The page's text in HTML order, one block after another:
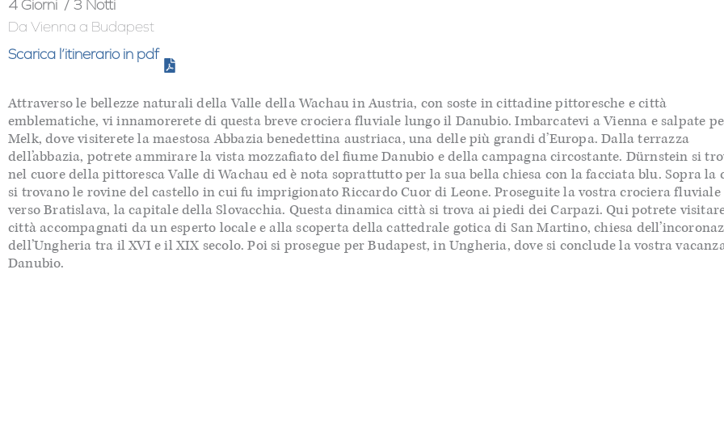
4 Giorni / 3 Notti
Da Vienna a Budapest
Scarica l’itinerario in pdf
Attraverso le bellezze naturali della Valle dellaWachauin Austria, con soste in cittadine pittoresche e città
emblematiche, vi innamorerete di questabrevecrociera fluviale lungo il Danubio. Imbarcatevi a Vienna e salpate
Melk, dove visiterete la maestosa Abbazia benedettina austriaca, una delle più grandi d’Europa. Dalla terrazza
dell’abbazia, potrete ammirare la vista mozzafiato del fiume Danubio e della campagna circostante. Dürnstein si
nel cuore della pittoresca Valle diWachau ed è nota soprattutto per la sua bellachiesa con la facciata blu. Sopra la
si trovano le rovine del castello in cui fu imprigionato Riccardo Cuor di Leone. Proseguite la vostra crociera fluviale
verso Bratislava, la capitale della Slovacchia. Questa dinamica città si trova ai piedi dei Carpazi. Qui potrete
città accompagnati daun esperto locale e alla scoperta dellacattedrale gotica di San Martino, chiesa
dell’Ungheria tra il XVI e il XIX secolo. Poi si prosegue per Budapest, in Ungheria, dove si conclude la vostra
Danubio.